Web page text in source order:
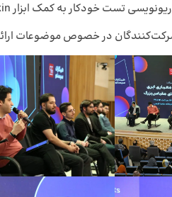
شرکت‌کنندگان در خصوص موضوعات